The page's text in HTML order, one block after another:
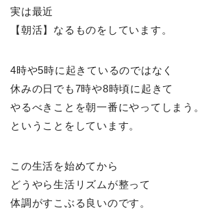
実は最近
【朝活】なるものをしています。
4時や5時に起きているのではなく
休みの日でも7時や8時頃に起きて
やるべきことを朝一番にやってしまう。
ということをしています。
この生活を始めてから
どうやら生活リズムが整って
体調がすこぶる良いのです。